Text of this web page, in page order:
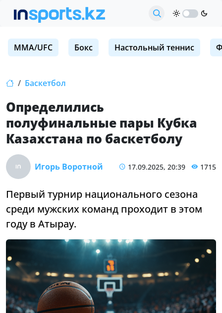
MMA/UFC Бокс Настольный теннис
Баскетбол
Определились
полуфинальные пары Кубка
Казахстана по баскетболу
Игорь Воротной 17.09.2025, 20:39 1715
Первый турнир национального сезона
среди мужских команд проходит в этом
году в Атырау.